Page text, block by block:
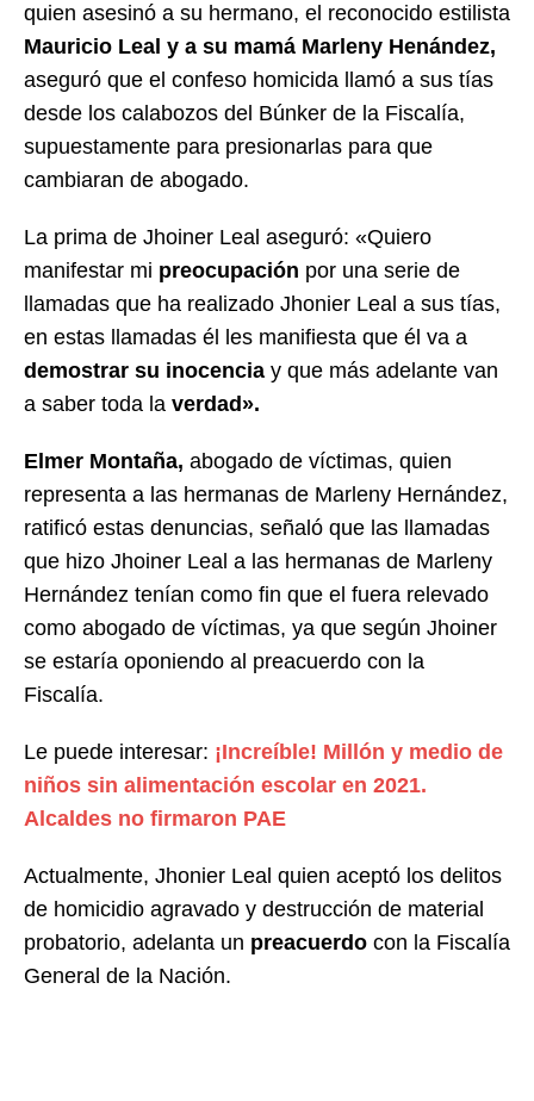
quien asesinó a su hermano, el reconocido estilista
Mauricio Leal y a su mamá Marleny Henández,
aseguró que el confeso homicida llamó a sus tías
desde los calabozos del Búnker de la Fiscalía,
supuestamente para presionarlas para que
cambiaran de abogado.
La prima de Jhoiner Leal aseguró: «Quiero
manifestar mi preocupación por una serie de
llamadas que ha realizado Jhonier Leal a sus tías,
en estas llamadas él les manifiesta que él va a
demostrar su inocencia y que más adelante van
a saber toda la verdad».
Elmer Montaña, abogado de víctimas, quien
representa a las hermanas de Marleny Hernández,
ratificó estas denuncias, señaló que las llamadas
que hizo Jhoiner Leal a las hermanas de Marleny
Hernández tenían como fin que el fuera relevado
como abogado de víctimas, ya que según Jhoiner
se estaría oponiendo al preacuerdo con la
Fiscalía.
Le puede interesar: ¡Increíble! Millón y medio de
niños sin alimentación escolar en 2021.
Alcaldes no firmaron PAE
Actualmente, Jhonier Leal quien aceptó los delitos
de homicidio agravado y destrucción de material
probatorio, adelanta un preacuerdo con la Fiscalía
General de la Nación.